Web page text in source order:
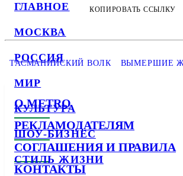
ГЛАВНОЕ
МОСКВА
РОССИЯ
МИР
КУЛЬТУРА
ШОУ-БИЗНЕС
СТИЛЬ ЖИЗНИ
КОПИРОВАТЬ ССЫЛКУ
ТАСМАНИЙСКИЙ ВОЛК ВЫМЕРШИЕ
О METRO
РЕКЛАМОДАТЕЛЯМ
СОГЛАШЕНИЯ И ПРАВИЛА
КОНТАКТЫ